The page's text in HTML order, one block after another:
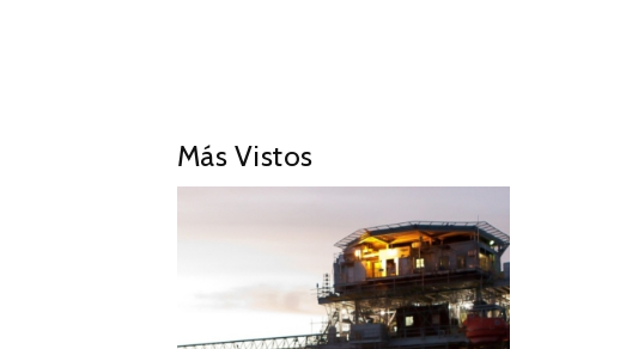
Más Vistos